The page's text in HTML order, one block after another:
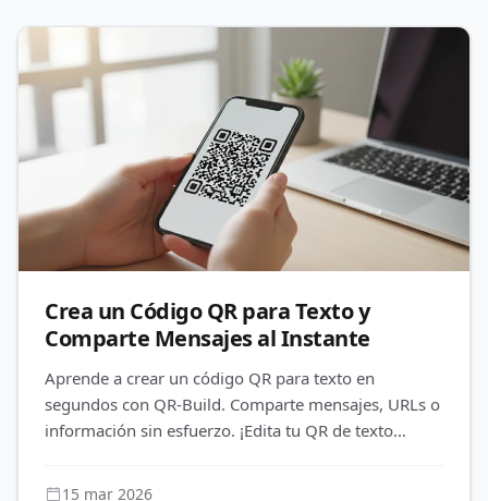
Crea un Código QR para Texto y
Comparte Mensajes al Instante
Aprende a crear un código QR para texto en
segundos con QR-Build. Comparte mensajes, URLs o
información sin esfuerzo. ¡Edita tu QR de texto
15 mar 2026